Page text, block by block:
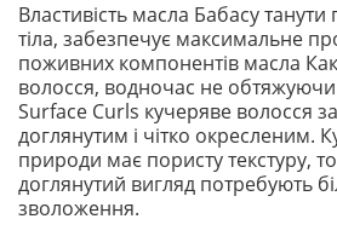
Властивість масла Бабасу танути
тіла, забезпечує максимальне
поживних компонентів масла
волосся, водночас не обтяжуючи
Surface Curls кучеряве волосся
доглянутим і чітко окресленим.
природи має пористу текстуру,
доглянутий вигляд потребують
зволоження.